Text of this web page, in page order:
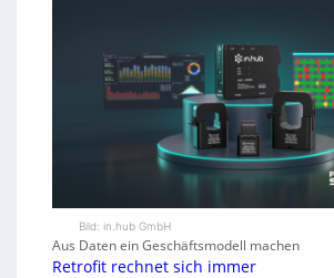
Bild: in.hub GmbH
Aus Daten ein Geschäftsmodell machen
Retrofit rechnet sich immer